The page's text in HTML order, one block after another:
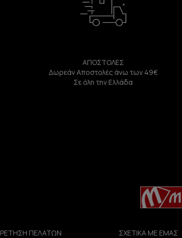
ΑΠΟΣΤΟΛΕΣ
Δωρεάν Αποστολές άνω των 49€
Σε όλη την Ελλάδα
ΠΕΛΑΤΩΝ
ΣΧΕΤΙΚΑ ΜΕ ΕΜΑΣ